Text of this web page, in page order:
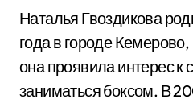
Наталья Гвоздикова
года в городе
она проявила интерес к
заниматься боксом. В